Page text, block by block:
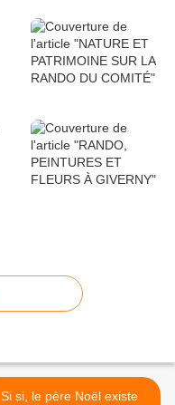
Si si, le père Noël existe